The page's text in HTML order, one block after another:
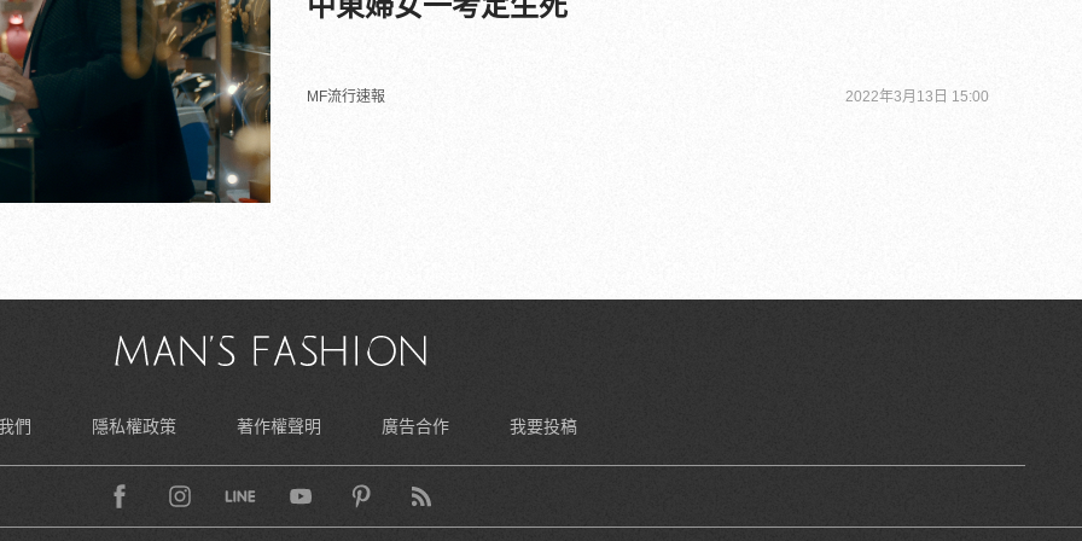
MF流行速報 2022年3月13日 15:00
們 隱私權政策 著作權聲明 廣告合作 我要投稿